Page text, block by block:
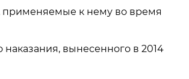
применяемые к нему во время
вынесенного в 2014